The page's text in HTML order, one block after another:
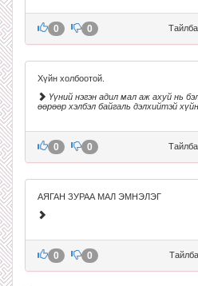
0 0
Хүйн холбоотой.
Үүний нэгэн адил мал аж ахуй нь
өөрөөр хэлбэл байгаль дэлхийтэй
0 0
АЯГАН ЗУРАА МАЛ ЭМНЭЛЭГ
0 0